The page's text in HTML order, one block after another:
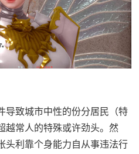
导致城市中性的份分居民（特
越常人的特殊或许劲头。然
头利靠个身能力自从事违法行